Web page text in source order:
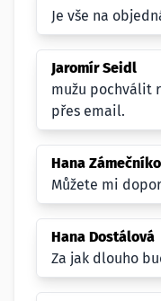
Je vše na
Jaromír Seidl
mužu pochválit
přes email.
Hana
Můžete mi
Hana Dostálová
Za jak dlouho